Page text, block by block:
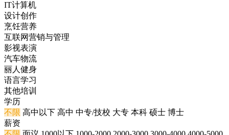
IT计算机
设计创作
烹饪营养
互联网营销与管理
影视表演
汽车物流
丽人健身
语言学习
其他培训
学历
不限 高中以下 高中 中专/技校 大专 本科 硕士 博士
薪资